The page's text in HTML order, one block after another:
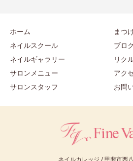
ホーム
ネイルスクール
ネイルギャラリー
サロンメニュー
サロンスタッフ
まつ
ブロ
リク
アク
お問
ネイルカレッジ / 甲斐市西